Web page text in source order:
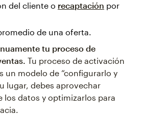
del cliente o recaptación por
de una oferta.
tu proceso de
Tu proceso de activación
un modelo de “configurarlo y
lugar, debes aprovechar
los datos y optimizarlos para